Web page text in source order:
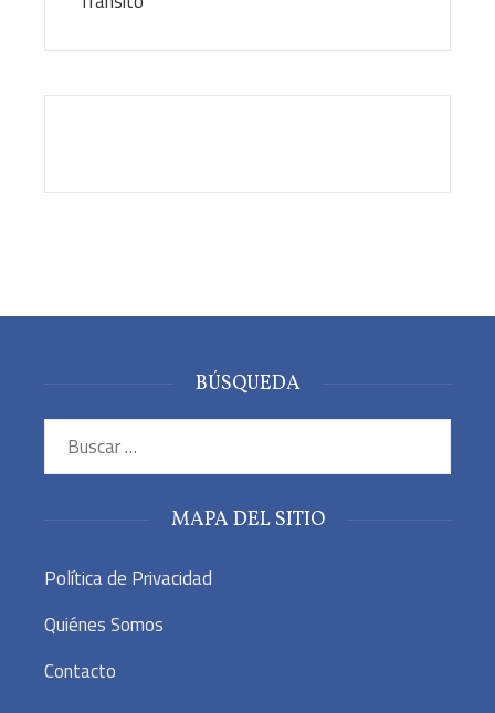
BÚSQUEDA
Buscar:
MAPA DEL SITIO
Política de Privacidad
Quiénes Somos
Contacto